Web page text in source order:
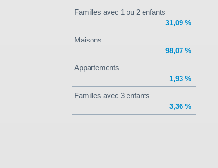
Familles avec 1 ou 2 enfants
31,09 %
Maisons
98,07 %
Appartements
1,93 %
Familles avec 3 enfants
3,36 %